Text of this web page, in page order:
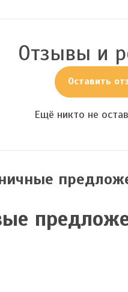
Отзывы и
Оставить
Ещё никто не